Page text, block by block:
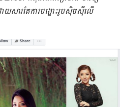
ោយ​សារ​តែ​ការ​បង្ហោះ​រូបស៊ិច​ស៊ី​​លើ​